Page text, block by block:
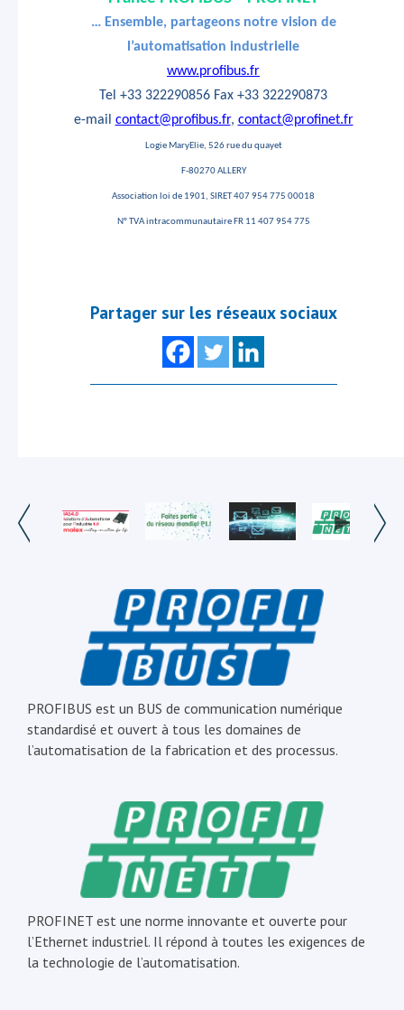
… Ensemble, partageons notre vision de
l’automatisation industrielle
www.profibus.fr
Tel +33 322290856 Fax +33 322290873
e-mail contact@profibus.fr, contact@profinet.fr
Logie MaryElie, 526 rue du quayet
F-80270 ALLERY
Association loi de 1901, SIRET 407 954 775 00018
N° TVA intracommunautaire FR 11 407 954 775
Partager sur les réseaux sociaux
PROFIBUS est un BUS de communication numérique
standardisé et ouvert à tous les domaines de
l’automatisation de la fabrication et des processus.
PROFINET est une norme innovante et ouverte pour
l’Ethernet industriel. Il répond à toutes les exigences de
la technologie de l’automatisation.